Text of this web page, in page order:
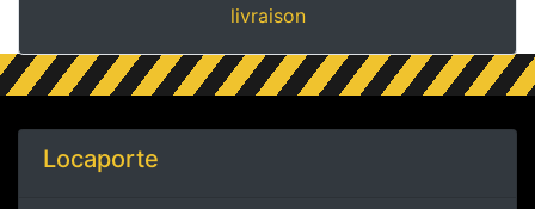
livraison
Locaporte